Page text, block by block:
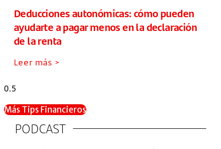
Deducciones autonómicas: cómo pueden
ayudarte a pagar menos en la declaración
de la renta
Leer más >
Más Tips Financieros
PODCAST